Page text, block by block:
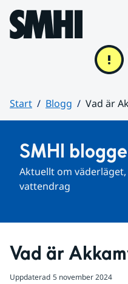
Hoppa till sidans innehåll
Start Blogg
Vad är
SMHI
Aktuellt om
vattendrag
Vad är
Uppdaterad 5 november 2024